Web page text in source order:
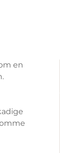
en